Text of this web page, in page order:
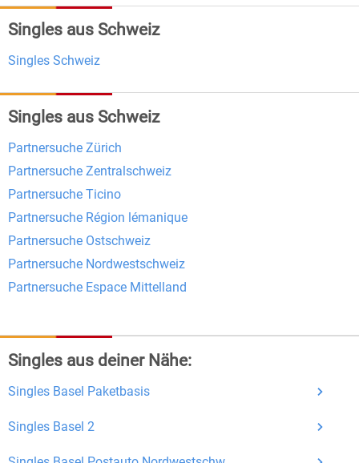
Kundendienst: Der Kundendienst steht
kompetent Rede und Antwort, dazu können
unterschiedliche Wege gewählt werden. Wie z.B.
inklusive des Profilbldes kostenlos ansehen.
kostenlos und ohne versteckte Kosten!
Erhalten und beantworten Sie kostenlos
Singles aus Schweiz
Singles Schweiz
Singles aus Schweiz
Partnersuche Zürich
Partnersuche Zentralschweiz
Partnersuche Ticino
Partnersuche Région lémanique
Partnersuche Ostschweiz
Partnersuche Nordwestschweiz
Partnersuche Espace Mittelland
Singles aus deiner Nähe:
Singles Basel Paketbasis
Singles Basel 2